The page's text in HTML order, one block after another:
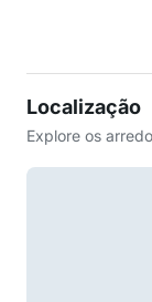
Localização
Explore os